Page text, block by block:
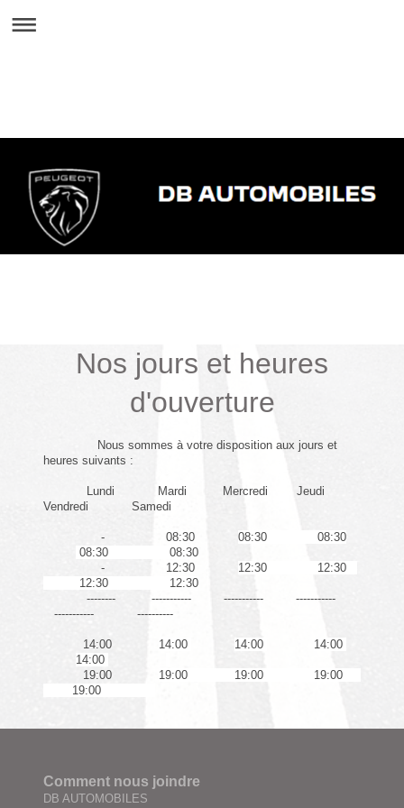
Nos jours et heures
d'ouverture
Nous sommes à votre disposition aux jours et
heures suivants :
Lundi Mardi Mercredi Jeudi
Vendredi Samedi
- 08:30 08:30 08:30
08:30 08:30
- 12:30 12:30 12:30
12:30 12:30
-------- ----------- ----------- -----------
----------- ----------
14:00 14:00 14:00
14:00
14:00
19:00 19:00 19:00 19:00
19:00
Comment nous joindre
DB AUTOMOBILES